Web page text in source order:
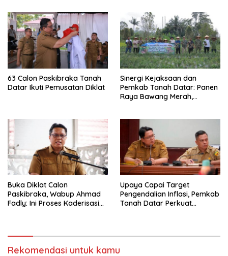
63 Calon Paskibraka Tanah
Datar Ikuti Pemusatan Diklat
Sinergi Kejaksaan dan
Pemkab Tanah Datar: Panen
Raya Bawang Merah,
Buka Diklat Calon
Paskibraka, Wabup Ahmad
Fadly: Ini Proses Kaderisasi
Upaya Capai Target
Pengendalian Inflasi, Pemkab
Tanah Datar Perkuat
Rekomendasi untuk kamu